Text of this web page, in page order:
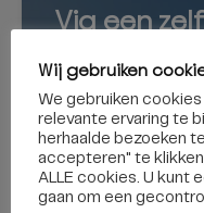
Via een
naar de
kan het
Wij gebruiken
We gebruiken
relevante ervaring te
herhaalde bezoeken
accepteren" te
ALLE cookies. U kunt
gaan om een